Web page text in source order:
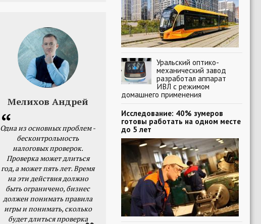
Мелихов Андрей
Одна из основных проблем -
бесконтрольность
налоговых проверок.
Проверка может длиться
год, а может пять лет. Время
на эти действия должно
быть ограничено, бизнес
должен понимать правила
игры и понимать, сколько
будет длиться проверка
Уральский оптико-
механический завод
разработал аппарат
ИВЛ с режимом
домашнего применения
Исследование: 40% зумеров
готовы работать на одном месте
до 5 лет